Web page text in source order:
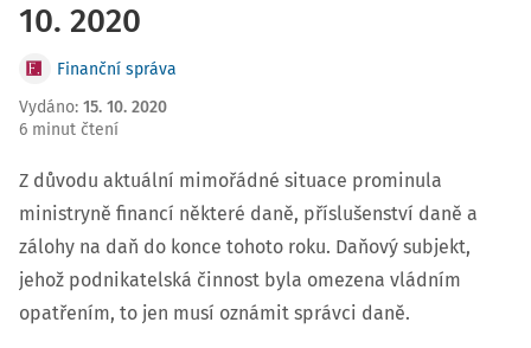
10. 2020
Finanční správa
Vydáno: 15. 10. 2020
6 minut čtení
Z důvodu aktuální mimořádné situace prominula
ministryně financí některé daně, příslušenství daně a
zálohy na daň do konce tohoto roku. Daňový subjekt,
jehož podnikatelská činnost byla omezena vládním
opatřením, to jen musí oznámit správci daně.